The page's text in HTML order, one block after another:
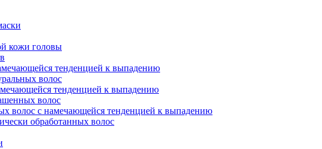
кожи головы
тенденцией к выпадению
волос
тенденцией к выпадению
волос
волос с намечающейся тенденцией к выпадению
обработанных волос